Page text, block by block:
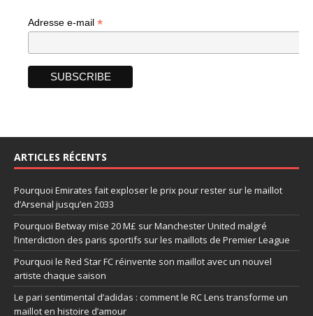
Adresse e-mail *
ARTICLES RÉCENTS
Pourquoi Emirates fait exploser le prix pour rester sur le maillot
d’Arsenal jusqu’en 2033
Pourquoi Betway mise 20 M£ sur Manchester United malgré
l’interdiction des paris sportifs sur les maillots de Premier League
Pourquoi le Red Star FC réinvente son maillot avec un nouvel
artiste chaque saison
Le pari sentimental d’adidas : comment le RC Lens transforme un
maillot en histoire d’amour